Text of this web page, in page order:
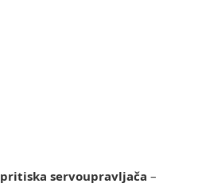
servoupravljača –